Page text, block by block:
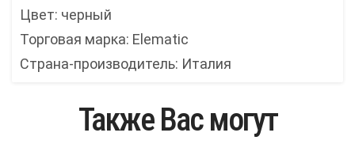
Цвет: черный
Торговая марка: Elematic
Страна-производитель: Италия
Также Вас могут